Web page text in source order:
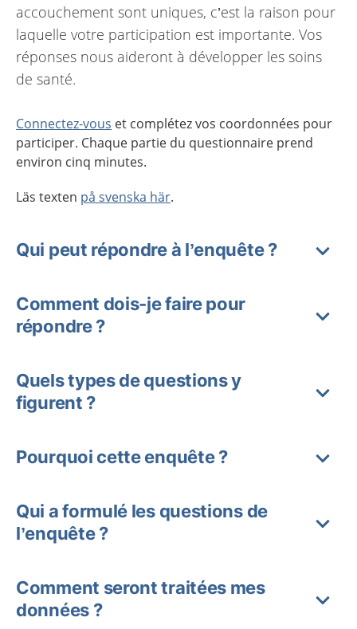
accouchement sont uniques, c’est la raison pour
laquelle votre participation est importante. Vos
réponses nous aideront à développer les soins
de santé.
Connectez-vous et complétez vos coordonnées pour
participer. Chaque partie du questionnaire prend
environ cinq minutes.
Läs texten på svenska här.
Qui peut répondre à l’enquête ?
Comment dois-je faire pour
répondre ?
Quels types de questions y
figurent ?
Pourquoi cette enquête ?
Qui a formulé les questions de
l’enquête ?
Comment seront traitées mes
données ?